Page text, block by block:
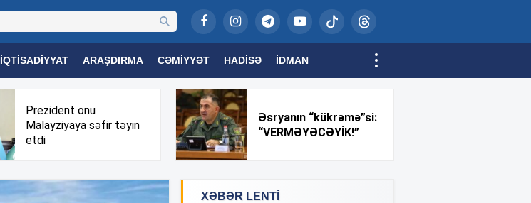
İQTISADIYYAT ARAŞDIRMA CƏMIYYƏT HADISƏ İDMAN
TRIBUNA TV
Prezident onu
Malayziyaya səfir təyin
etdi
Əsryanın “kükrəmə”si:
“VERMƏYƏCƏYİK!”
XƏBƏR LENTİ